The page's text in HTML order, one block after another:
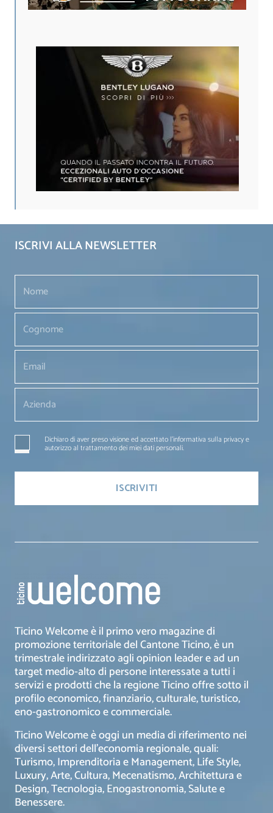
ISCRIVI ALLA NEWSLETTER
Dichiaro di aver preso visione ed accettato l'informativa sulla privacy e
autorizzo al trattamento dei miei dati personali.
Ticino Welcome è il primo vero magazine di
promozione territoriale del Cantone Ticino, è un
trimestrale indirizzato agli opinion leader e ad un
target medio-alto di persone interessate a tutti i
servizi e prodotti che la regione Ticino offre sotto il
profilo economico, finanziario, culturale, turistico,
eno-gastronomico e commerciale.
Ticino Welcome è oggi un media di riferimento nei
diversi settori dell’economia regionale, quali:
Turismo, Imprenditoria e Management, Life Style,
Luxury, Arte, Cultura, Mecenatismo, Architettura e
Design, Tecnologia, Enogastronomia, Salute e
Benessere.